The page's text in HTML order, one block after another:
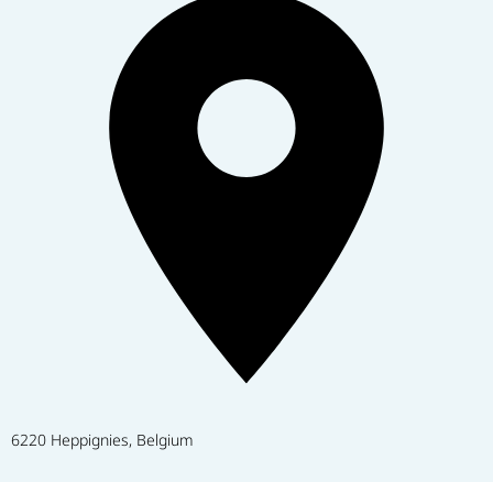
6220 Heppignies, Belgium